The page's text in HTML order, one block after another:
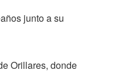
junto a su
Orillares, donde